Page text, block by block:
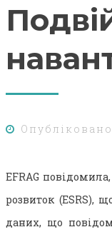
Опубліковано
EFRAG
розвиток (ESRS),
даних, що